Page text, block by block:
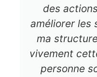
des
améliorer les
ma
vivement
personne